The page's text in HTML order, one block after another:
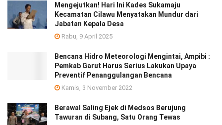
Mengejutkan! Hari Ini Kades Sukamaju
Kecamatan Cilawu Menyatakan Mundur dari
Jabatan Kepala Desa
Rabu, 9 April 2025
Bencana Hidro Meteorologi Mengintai, Ampibi :
Pemkab Garut Harus Serius Lakukan Upaya
Preventif Penanggulangan Bencana
Kamis, 3 November 2022
Berawal Saling Ejek di Medsos Berujung
Tawuran di Subang, Satu Orang Tewas